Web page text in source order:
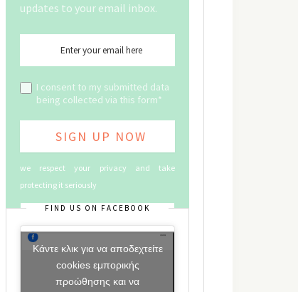
updates to your email inbox.
I consent to my submitted data
being collected via this form*
we respect your privacy and take
protecting it seriously
FIND US ON FACEBOOK
Κάντε κλικ για να αποδεχτείτε
cookies εμπορικής
προώθησης και να